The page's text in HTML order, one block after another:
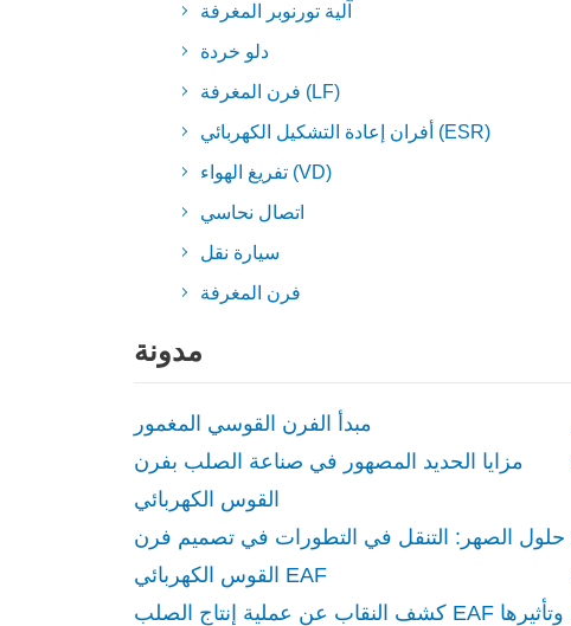
آلية تورنوبر المغرفة
دلو خردة
فرن المغرفة (LF)
أفران إعادة التشكيل الكهربائي (ESR)
تفريغ الهواء (VD)
اتصال نحاسي
سيارة نقل
فرن المغرفة
مدونة
مبدأ الفرن القوسي المغمور
مزايا الحديد المصهور في صناعة الصلب بفرن
القوس الكهربائي
حلول الصهر: التنقل في التطورات في تصميم فرن
القوس الكهربائي EAF
كشف النقاب عن عملية إنتاج الصلب EAF وتأثيرها